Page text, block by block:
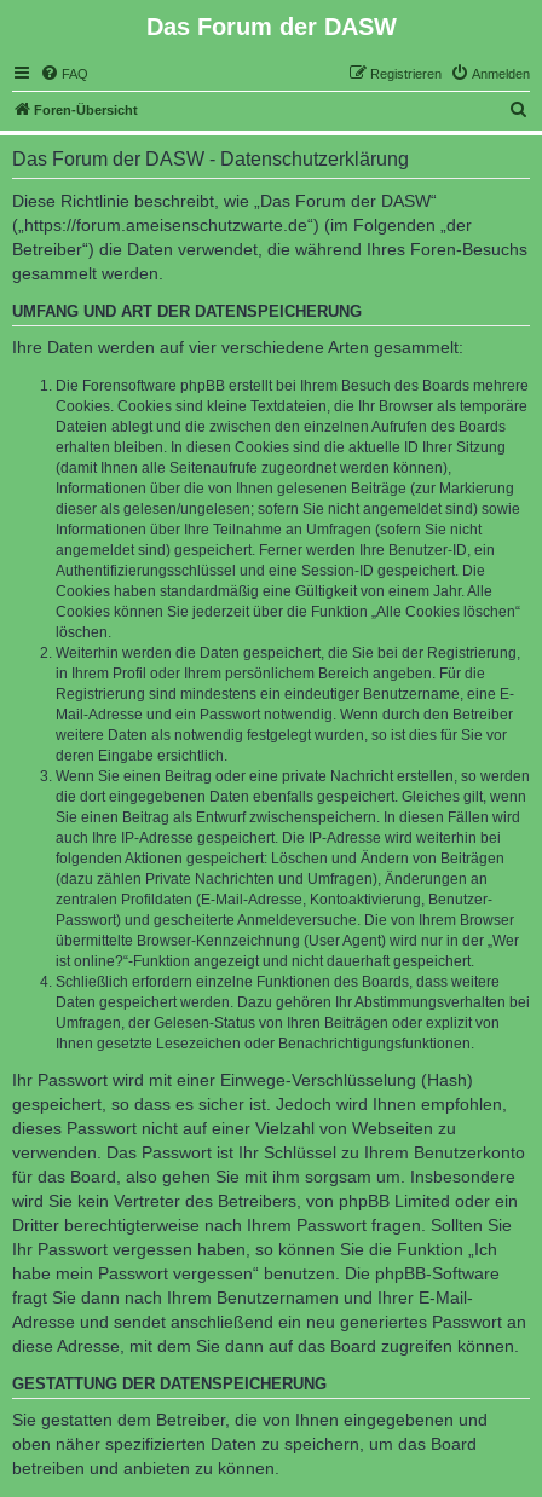
Das Forum der DASW
FAQ Anmelden
Registrieren
Foren-Übersicht
u
Das Forum der DASW - Datenschutzerklärung
Diese Richtlinie beschreibt, wie „Das Forum der DASW“
(„https://forum.ameisenschutzwarte.de“) (im Folgenden „der
Betreiber“) die Daten verwendet, die während Ihres Foren-Besuchs
gesammelt werden.
UMFANG UND ART DER DATENSPEICHERUNG
Ihre Daten werden auf vier verschiedene Arten gesammelt:
Die Forensoftware phpBB erstellt bei Ihrem Besuch des Boards mehrere
Cookies. Cookies sind kleine Textdateien, die Ihr Browser als temporäre
Dateien ablegt und die zwischen den einzelnen Aufrufen des Boards
erhalten bleiben. In diesen Cookies sind die aktuelle ID Ihrer Sitzung
(damit Ihnen alle Seitenaufrufe zugeordnet werden können),
Informationen über die von Ihnen gelesenen Beiträge (zur Markierung
dieser als gelesen/ungelesen; sofern Sie nicht angemeldet sind) sowie
Informationen über Ihre Teilnahme an Umfragen (sofern Sie nicht
angemeldet sind) gespeichert. Ferner werden Ihre Benutzer-ID, ein
Authentifizierungsschlüssel und eine Session-ID gespeichert. Die
Cookies haben standardmäßig eine Gültigkeit von einem Jahr. Alle
Cookies können Sie jederzeit über die Funktion „Alle Cookies löschen“
löschen.
Weiterhin werden die Daten gespeichert, die Sie bei der Registrierung,
in Ihrem Profil oder Ihrem persönlichem Bereich angeben. Für die
Registrierung sind mindestens ein eindeutiger Benutzername, eine E-
Mail-Adresse und ein Passwort notwendig. Wenn durch den Betreiber
weitere Daten als notwendig festgelegt wurden, so ist dies für Sie vor
deren Eingabe ersichtlich.
Wenn Sie einen Beitrag oder eine private Nachricht erstellen, so werden
die dort eingegebenen Daten ebenfalls gespeichert. Gleiches gilt, wenn
Sie einen Beitrag als Entwurf zwischenspeichern. In diesen Fällen wird
auch Ihre IP-Adresse gespeichert. Die IP-Adresse wird weiterhin bei
folgenden Aktionen gespeichert: Löschen und Ändern von Beiträgen
(dazu zählen Private Nachrichten und Umfragen), Änderungen an
zentralen Profildaten (E-Mail-Adresse, Kontoaktivierung, Benutzer-
Passwort) und gescheiterte Anmeldeversuche. Die von Ihrem Browser
übermittelte Browser-Kennzeichnung (User Agent) wird nur in der „Wer
ist online?“-Funktion angezeigt und nicht dauerhaft gespeichert.
Schließlich erfordern einzelne Funktionen des Boards, dass weitere
Daten gespeichert werden. Dazu gehören Ihr Abstimmungsverhalten bei
Umfragen, der Gelesen-Status von Ihren Beiträgen oder explizit von
Ihnen gesetzte Lesezeichen oder Benachrichtigungsfunktionen.
Ihr Passwort wird mit einer Einwege-Verschlüsselung (Hash)
gespeichert, so dass es sicher ist. Jedoch wird Ihnen empfohlen,
dieses Passwort nicht auf einer Vielzahl von Webseiten zu
verwenden. Das Passwort ist Ihr Schlüssel zu Ihrem Benutzerkonto
für das Board, also gehen Sie mit ihm sorgsam um. Insbesondere
wird Sie kein Vertreter des Betreibers, von phpBB Limited oder ein
Dritter berechtigterweise nach Ihrem Passwort fragen. Sollten Sie
Ihr Passwort vergessen haben, so können Sie die Funktion „Ich
habe mein Passwort vergessen“ benutzen. Die phpBB-Software
fragt Sie dann nach Ihrem Benutzernamen und Ihrer E-Mail-
Adresse und sendet anschließend ein neu generiertes Passwort an
diese Adresse, mit dem Sie dann auf das Board zugreifen können.
GESTATTUNG DER DATENSPEICHERUNG
Sie gestatten dem Betreiber, die von Ihnen eingegebenen und
oben näher spezifizierten Daten zu speichern, um das Board
betreiben und anbieten zu können.